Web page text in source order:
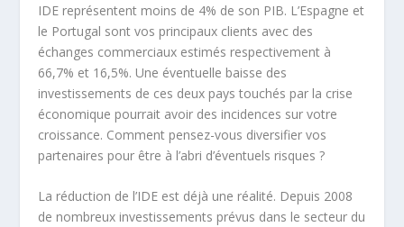
IDE représentent moins de 4% de son PIB. L’Espagne et
le Portugal sont vos principaux clients avec des
échanges commerciaux estimés respectivement à
66,7% et 16,5%. Une éventuelle baisse des
investissements de ces deux pays touchés par la crise
économique pourrait avoir des incidences sur votre
croissance. Comment pensez-vous diversifier vos
partenaires pour être à l’abri d’éventuels risques ?
La réduction de l’IDE est déjà une réalité. Depuis 2008
de nombreux investissements prévus dans le secteur du